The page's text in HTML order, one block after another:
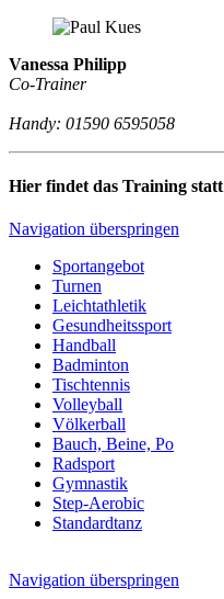
Vanessa Philipp
Co-Trainer
Handy: 01590 6595058
Hier findet das Training statt
Navigation überspringen
Sportangebot
Turnen
Leichtathletik
Gesundheitssport
Handball
Badminton
Tischtennis
Volleyball
Völkerball
Bauch, Beine, Po
Radsport
Gymnastik
Step-Aerobic
Standardtanz
Navigation überspringen